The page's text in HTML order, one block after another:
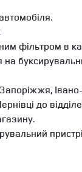
фільтром в
до